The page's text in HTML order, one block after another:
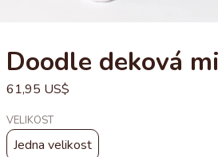
Doodle deková
61,95 US$
VELIKOST
Jedna velikost